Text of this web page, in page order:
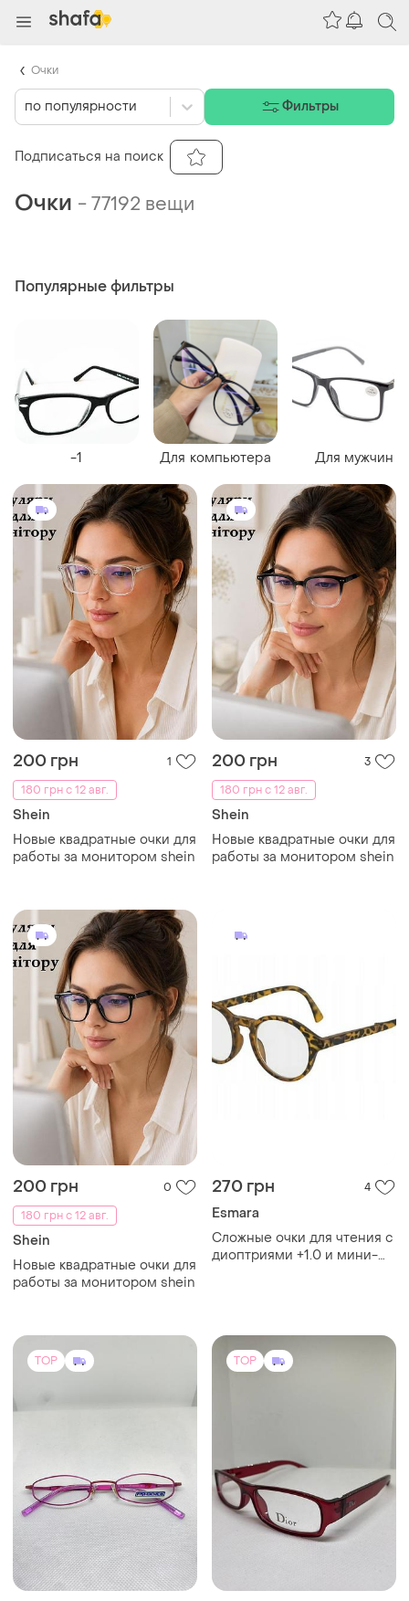
Очки -77192 вещи
200 грн
1
180 грн с 12 авг.
Shein
Новые квадратные очки для
работы за монитором shein
200 грн
3
180 грн с 12 авг.
Shein
Новые квадратные очки для
работы за монитором shein
200 грн
0
180 грн с 12 авг.
Shein
Новые квадратные очки для
работы за монитором shein
270 грн 4
Esmara
Сложные очки для чтения с
диоптриями +1.0 и мини-
TOP TOP
Популярные фильтры
-1 Для компьютера Для мужчин
по популярности Фильтры
Подписаться на поиск
Очки